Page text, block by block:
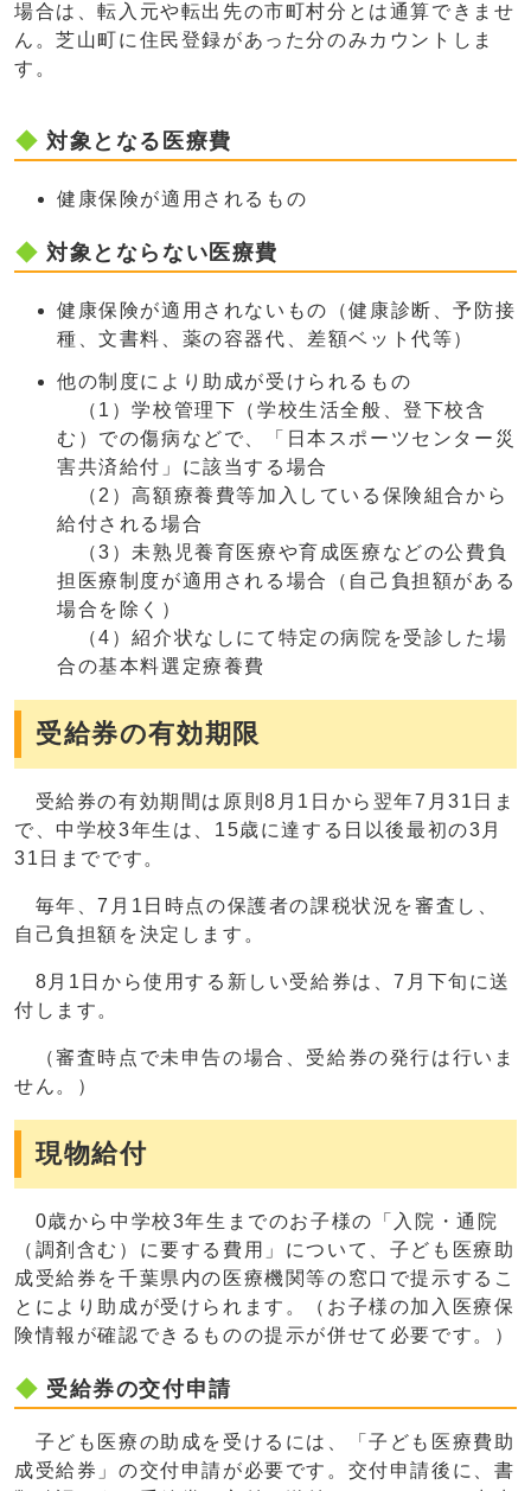
場合は、転入元や転出先の市町村分とは通算できませ
ん。芝山町に住民登録があった分のみカウントしま
す。
対象となる医療費
健康保険が適用されるもの
対象とならない医療費
健康保険が適用されないもの（健康診断、予防接
種、文書料、薬の容器代、差額ベット代等）
他の制度により助成が受けられるもの
（1）学校管理下（学校生活全般、登下校含
む）での傷病などで、「日本スポーツセンター災
害共済給付」に該当する場合
（2）高額療養費等加入している保険組合から
給付される場合
（3）未熟児養育医療や育成医療などの公費負
担医療制度が適用される場合（自己負担額がある
場合を除く）
（4）紹介状なしにて特定の病院を受診した場
合の基本料選定療養費
受給券の有効期限
受給券の有効期間は原則8月1日から翌年7月31日ま
で、中学校3年生は、15歳に達する日以後最初の3月
31日までです。
毎年、7月1日時点の保護者の課税状況を審査し、
自己負担額を決定します。
8月1日から使用する新しい受給券は、7月下旬に送
付します。
（審査時点で未申告の場合、受給券の発行は行いま
せん。）
現物給付
0歳から中学校3年生までのお子様の「入院・通院
（調剤含む）に要する費用」について、子ども医療助
成受給券を千葉県内の医療機関等の窓口で提示するこ
とにより助成が受けられます。（お子様の加入医療保
険情報が確認できるものの提示が併せて必要です。）
受給券の交付申請
子ども医療の助成を受けるには、「子ども医療費助
成受給券」の交付申請が必要です。交付申請後に、書